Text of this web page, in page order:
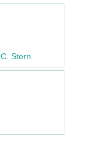
C. Stern